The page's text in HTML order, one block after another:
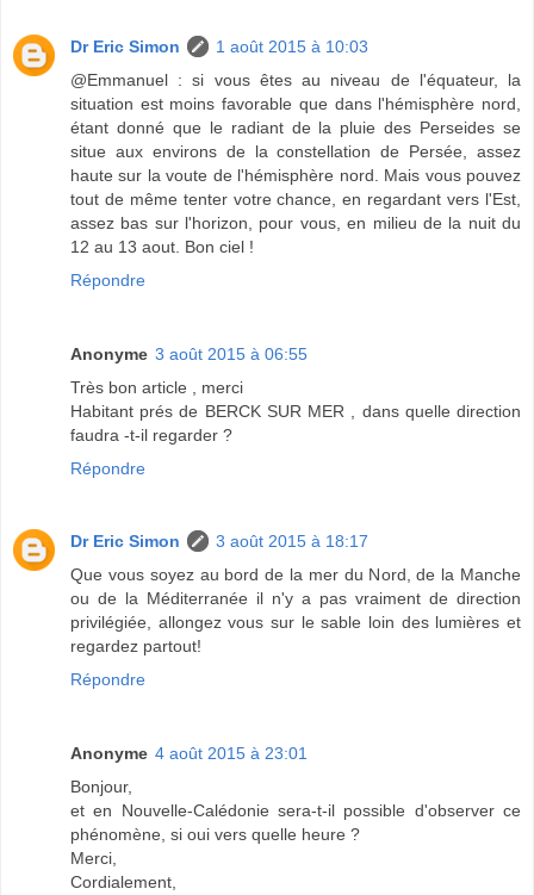
Dr Eric Simon
1 août 2015 à 10:03
@Emmanuel : si vous êtes au niveau de l'équateur, la
situation est moins favorable que dans l'hémisphère nord,
étant donné que le radiant de la pluie des Perseides se
situe aux environs de la constellation de Persée, assez
haute sur la voute de l'hémisphère nord. Mais vous pouvez
tout de même tenter votre chance, en regardant vers l'Est,
assez bas sur l'horizon, pour vous, en milieu de la nuit du
12 au 13 aout. Bon ciel !
Répondre
Anonyme 3 août 2015 à 06:55
Très bon article , merci
Habitant prés de BERCK SUR MER , dans quelle direction
faudra -t-il regarder ?
Répondre
Dr Eric Simon
3 août 2015 à 18:17
Que vous soyez au bord de la mer du Nord, de la Manche
ou de la Méditerranée il n'y a pas vraiment de direction
privilégiée, allongez vous sur le sable loin des lumières et
regardez partout!
Répondre
Anonyme 4 août 2015 à 23:01
Bonjour,
et en Nouvelle-Calédonie sera-t-il possible d'observer ce
phénomène, si oui vers quelle heure ?
Merci,
Cordialement,